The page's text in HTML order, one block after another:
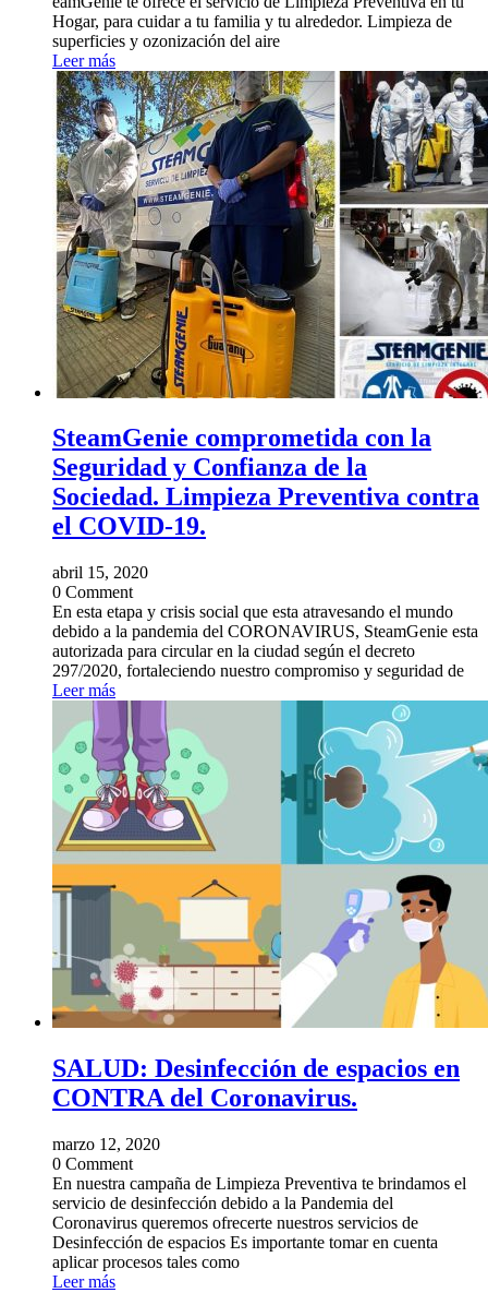
Hogar, para cuidar a tu familia y tu alrededor. Limpieza de
superficies y ozonización del aire
Leer más
SteamGenie comprometida con la
Seguridad y Confianza de la
Sociedad. Limpieza Preventiva contra
el COVID-19.
abril 15, 2020
0 Comment
En esta etapa y crisis social que esta atravesando el mundo
debido a la pandemia del CORONAVIRUS, SteamGenie esta
autorizada para circular en la ciudad según el decreto
297/2020, fortaleciendo nuestro compromiso y seguridad de
Leer más
SALUD: Desinfección de espacios en
CONTRA del Coronavirus.
marzo 12, 2020
0 Comment
En nuestra campaña de Limpieza Preventiva te brindamos el
servicio de desinfección debido a la Pandemia del
Coronavirus queremos ofrecerte nuestros servicios de
Desinfección de espacios Es importante tomar en cuenta
aplicar procesos tales como
Leer más